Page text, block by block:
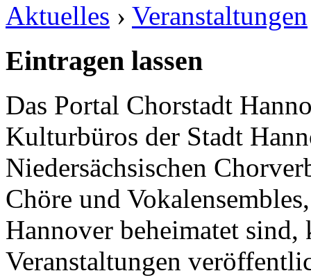
Aktuelles › Veranstaltungen
Eintragen lassen
Das Portal Chorstadt
Kulturbüros der Stadt
Niedersächsischen
Chöre und
Hannover beheimatet sind,
Veranstaltungen